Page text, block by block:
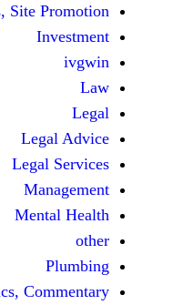
Internet Business,
Politics,